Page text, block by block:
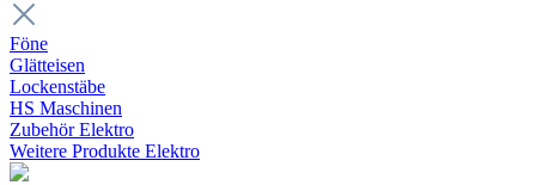
Föne
Glätteisen
Lockenstäbe
HS Maschinen
Zubehör Elektro
Weitere Produkte Elektro